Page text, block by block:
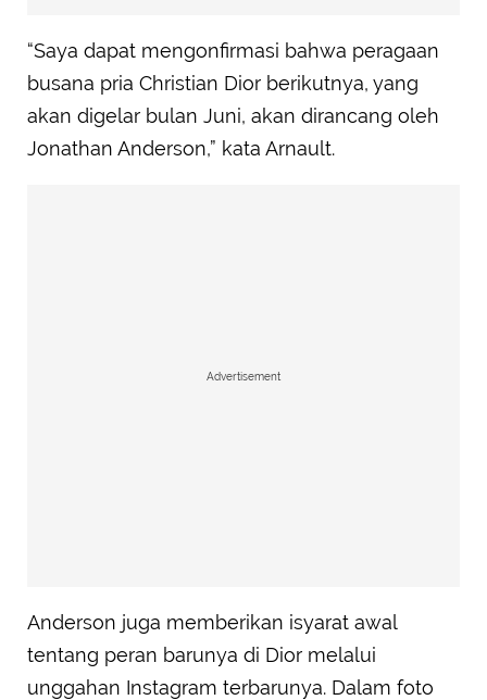
“Saya dapat mengonfirmasi bahwa peragaan
busana pria Christian Dior berikutnya, yang
akan digelar bulan Juni, akan dirancang oleh
Jonathan Anderson,” kata Arnault.
Advertisement
Anderson juga memberikan isyarat awal
tentang peran barunya di Dior melalui
unggahan Instagram terbarunya. Dalam foto